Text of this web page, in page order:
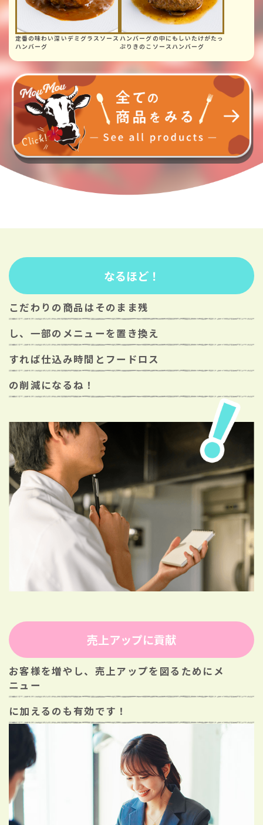
定番の味わい深いデミグラスソース
ハンバーグ
ハンバーグの中にも しいたけがたっ
ぷり きのこソースハンバーグ
なるほど！
こだわりの商品はそのまま残
し、一部のメニューを置き換え
すれば仕込み時間とフードロス
の削減になるね！
売上アップに貢献
お客様を増やし、売上アップを図るためにメ
ニュー
に加えるのも有効です！